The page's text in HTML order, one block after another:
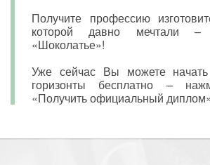
Получите профессию
которой давно мечтали –
«Шоколатье»!
Уже сейчас Вы можете
горизонты бесплатно –
«Получить официальный